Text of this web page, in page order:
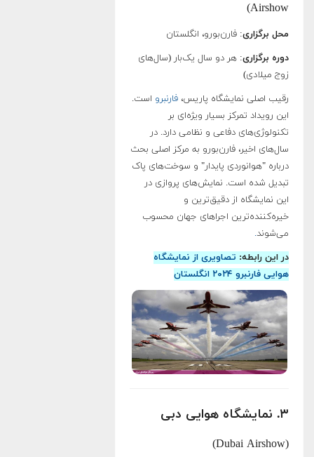
Airshow)
محل برگزاری: فارن‌بورو، انگلستان
دوره برگزاری: هر دو سال یک‌بار (سال‌های
زوج میلادی)
رقیب اصلی نمایشگاه پاریس، فارنبرو است.
این رویداد تمرکز بسیار ویژه‌ای بر
تکنولوژی‌های دفاعی و نظامی دارد. در
سال‌های اخیر، فارن‌بورو به مرکز اصلی بحث
درباره "هوانوردی پایدار" و سوخت‌های پاک
تبدیل شده است. نمایش‌های پروازی در
این نمایشگاه از دقیق‌ترین و
خیره‌کننده‌ترین اجراهای جهان محسوب
می‌شوند.
در این رابطه: تصاویری از نمایشگاه
هوایی فارنبرو ۲۰۲۴ انگلستان
۳. نمایشگاه هوایی دبی
(Dubai Airshow)